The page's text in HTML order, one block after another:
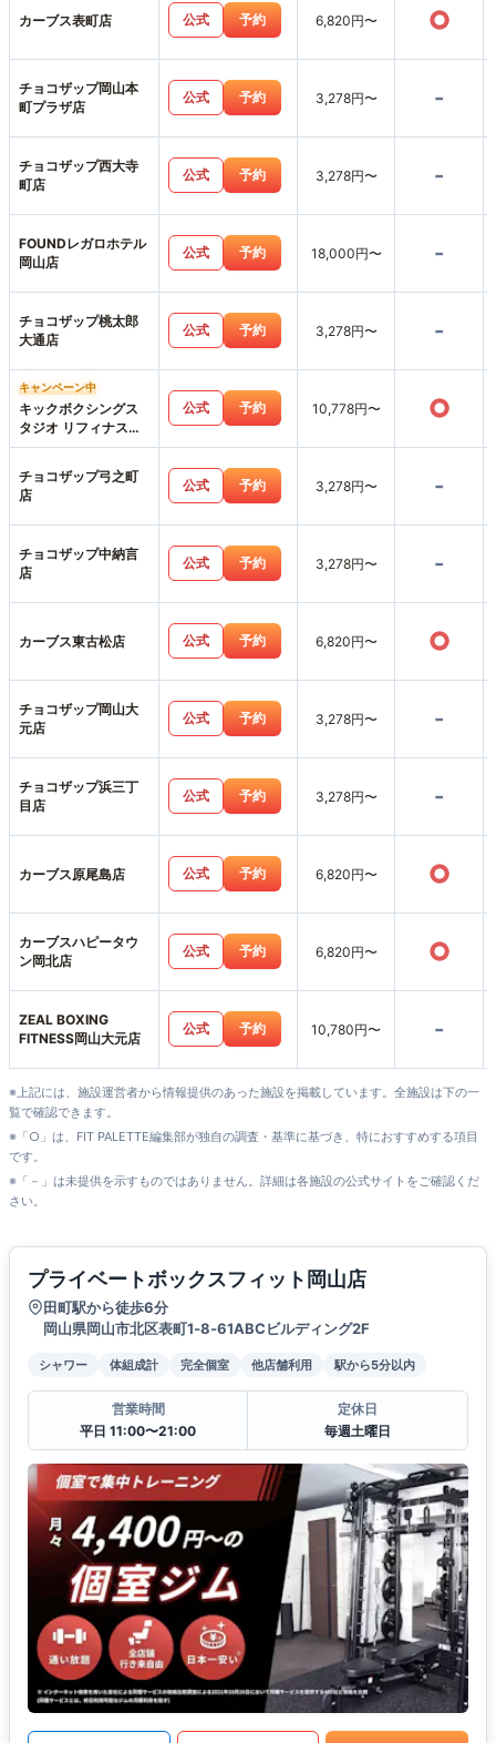
カーブス表町店 公式 予約 6,820円〜 ○
チョコザップ岡山本
町プラザ店
公式 予約 3,278円〜 -
チョコザップ西大寺
町店
公式 予約 3,278円〜 -
FOUNDレガロホテル
岡山店
公式 予約 18,000円〜 -
チョコザップ桃太郎
大通店
公式 予約 3,278円〜 -
キャンペーン中
キックボクシングス
タジオ リフィナス岡
山店
公式 予約 10,778円〜 ○
チョコザップ弓之町
店
公式 予約 3,278円〜 -
チョコザップ中納言
店
公式 予約 3,278円〜 -
カーブス東古松店 公式 予約 6,820円〜 ○
チョコザップ岡山大
元店
公式 予約 3,278円〜 -
チョコザップ浜三丁
目店
公式 予約 3,278円〜 -
カーブス原尾島店 公式 予約 6,820円〜 ○
カーブスハピータウ
ン岡北店
公式 予約 6,820円〜 ○
ZEAL BOXING
FITNESS岡山大元店
公式 予約 10,780円〜 -
※上記には、施設運営者から情報提供のあった施設を掲載しています。全施設は下の一
覧で確認できます。
※「○」は、FIT PALETTE編集部が独自の調査・基準に基づき、特におすすめする項目
です。
※「－」は未提供を示すものではありません。詳細は各施設の公式サイトをご確認くだ
さい。
プライベートボックスフィット岡山店
田町駅から徒歩6分
岡山県岡山市北区表町1‐8‐61ABCビルディング2F
シャワー 体組成計 完全個室 他店舗利用 駅から5分以内
営業時間
平日 11:00〜21:00
定休日
毎週土曜日